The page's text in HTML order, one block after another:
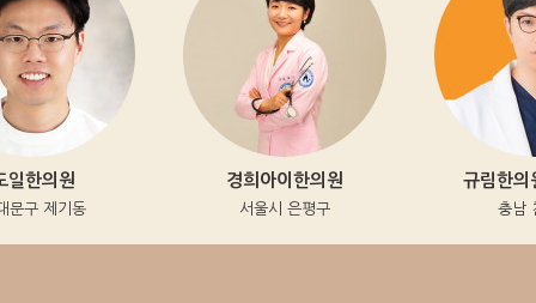
한의원
구 제기동
경희아이한의원
서울시 은평구
규림한의
충남 천